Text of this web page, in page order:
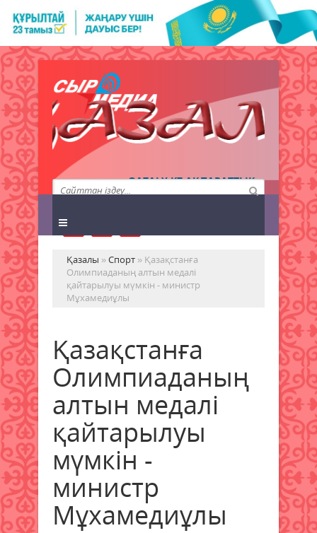
QAZALY.KZ АҚПАРАТТЫҚ
АГЕНТТІГІ
Қазалы »Спорт » Қазақстанға
Олимпиаданың алтын медалі
қайтарылуы мүмкін - министр
Мұxамедиұлы
Қазақстанға
Олимпиаданың
алтын медалі
қайтарылуы
мүмкін -
министр
Мұxамедиұлы